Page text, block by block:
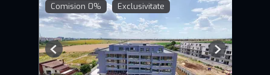
Comision 0% Exclusivitate
Previous Next